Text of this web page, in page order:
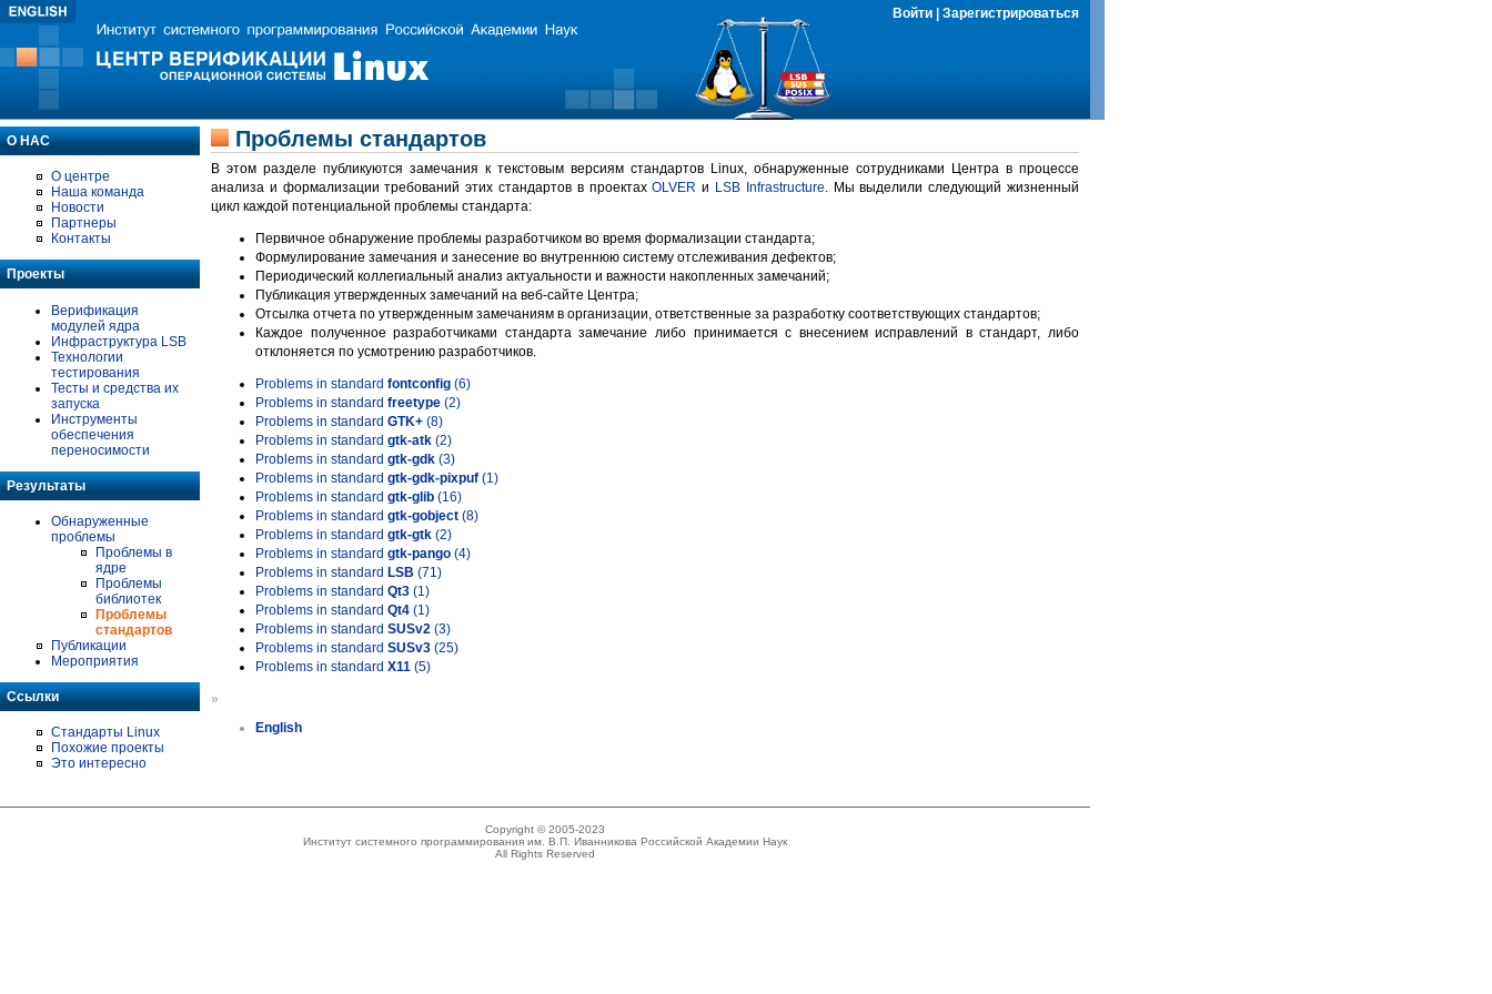
Войти Зарегистрироваться
О НАС
О центре
Наша команда
Новости
Партнеры
Контакты
Проекты
Верификация
модулей ядра
Инфраструктура LSB
Технологии
тестирования
Тесты и средства их
запуска
Инструменты
обеспечения
переносимости
Результаты
Обнаруженные
проблемы
Проблемы в
ядре
Проблемы
библиотек
Проблемы
стандартов
Публикации
Мероприятия
Ссылки
Стандарты Linux
Похожие проекты
Это интересно
Проблемы стандартов
В этом разделе публикуются замечания к текстовым версиям стандартов Linux, обнаруженные сотрудниками Центра в процессе
анализа и формализации требований этих стандартов в проектахOLVER и LSB Infrastructure. Мы выделили следующий жизненный
цикл каждой потенциальной проблемы стандарта:
Первичное обнаружение проблемы разработчиком во время формализации стандарта;
Формулирование замечания и занесение во внутреннюю систему отслеживания дефектов;
Периодический коллегиальный анализ актуальности и важности накопленных замечаний;
Публикация утвержденных замечаний на веб-сайте Центра;
Отсылка отчета по утвержденным замечаниям в организации, ответственные за разработку соответствующих стандартов;
Каждое полученное разработчиками стандарта замечание либо принимается с внесением исправлений в стандарт, либо
отклоняется по усмотрению разработчиков.
Problems in standard fontconfig (6)
Problems in standard freetype (2)
Problems in standard GTK+ (8)
Problems in standard gtk-atk (2)
Problems in standard gtk-gdk (3)
Problems in standard gtk-gdk-pixpuf (1)
Problems in standard gtk-glib (16)
Problems in standard gtk-gobject (8)
Problems in standard gtk-gtk (2)
Problems in standard gtk-pango (4)
Problems in standard LSB (71)
Problems in standard Qt3 (1)
Problems in standard Qt4 (1)
Problems in standard SUSv2 (3)
Problems in standard SUSv3 (25)
Problems in standard X11 (5)
»
English
Copyright © 2005-2023
Институт системного программирования им. В.П. Иванникова Российской Академии Наук
All Rights Reserved